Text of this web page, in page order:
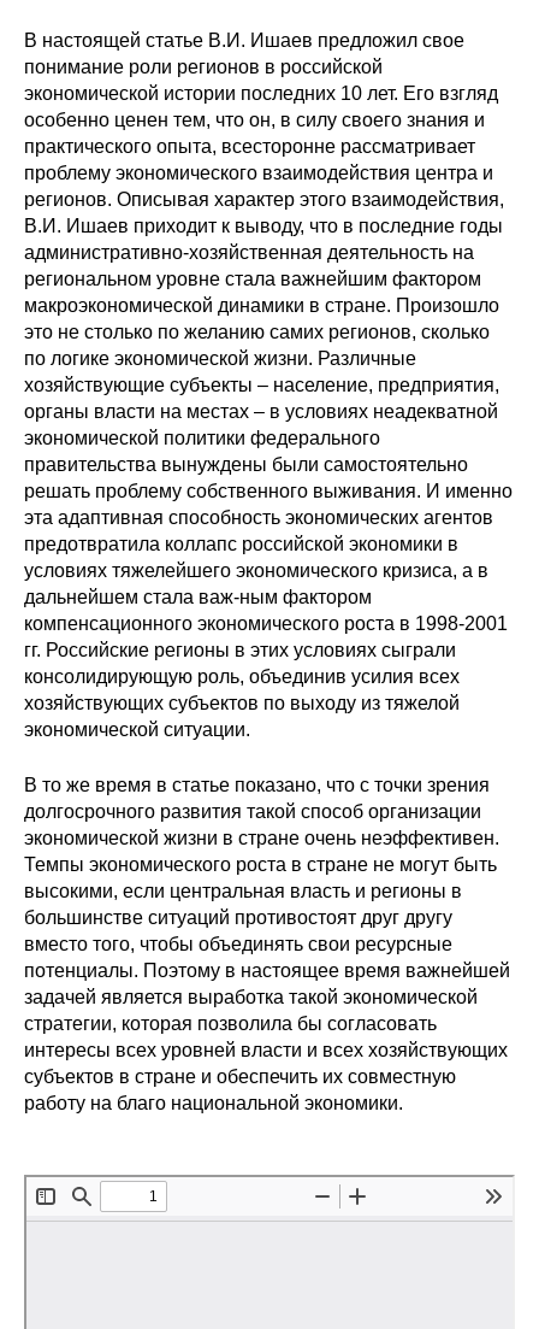
Издания
Проблемы прогнозирования
Номера журналов
Редакционная этика
Информация для авторов
Общие требования
Стандарты оформления
Научные труды
О журнале
Выпуски
Редакционная этика
Информация для авторов
Общие требования
Стандарты оформления
Семинары
Энергетический семинар
Российско-французский семинар
ЦДУ
Inforum
В настоящей статье В.И. Ишаев предложил свое
понимание роли регионов в российской
экономической истории последних 10 лет. Его взгляд
особенно ценен тем, что он, в силу своего знания и
практического опыта, всесторонне рассматривает
проблему экономического взаимодействия центра и
регионов. Описывая характер этого взаимодействия,
В.И. Ишаев приходит к выводу, что в последние годы
административно-хозяйственная деятельность на
региональном уровне стала важнейшим фактором
макроэкономической динамики в стране. Произошло
это не столько по желанию самих регионов, сколько
по логике экономической жизни. Различные
хозяйствующие субъекты – население, предприятия,
органы власти на местах – в условиях неадекватной
экономической политики федерального
правительства вынуждены были самостоятельно
решать проблему собственного выживания. И именно
эта адаптивная способность экономических агентов
предотвратила коллапс российской экономики в
условиях тяжелейшего экономического кризиса, а в
дальнейшем стала важ-ным фактором
компенсационного экономического роста в 1998-2001
гг. Российские регионы в этих условиях сыграли
консолидирующую роль, объединив усилия всех
хозяйствующих субъектов по выходу из тяжелой
экономической ситуации.
В то же время в статье показано, что с точки зрения
долгосрочного развития такой способ организации
экономической жизни в стране очень неэффективен.
Темпы экономического роста в стране не могут быть
высокими, если центральная власть и регионы в
большинстве ситуаций противостоят друг другу
вместо того, чтобы объединять свои ресурсные
потенциалы. Поэтому в настоящее время важнейшей
задачей является выработка такой экономической
стратегии, которая позволила бы согласовать
интересы всех уровней власти и всех хозяйствующих
субъектов в стране и обеспечить их совместную
работу на благо национальной экономики.